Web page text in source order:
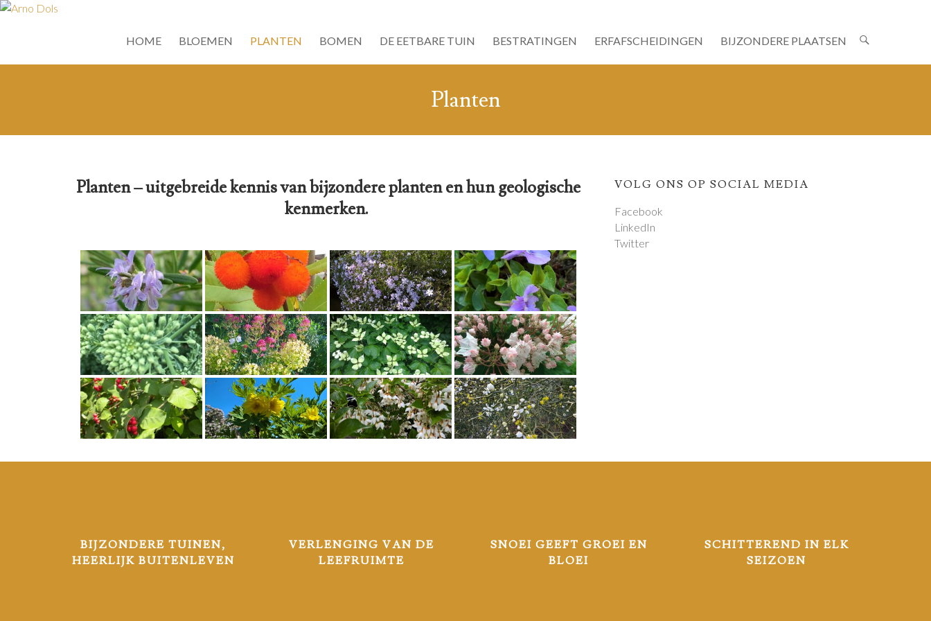
HOME BLOEMEN PLANTEN BOMEN DE EETBARE TUIN BESTRATINGEN ERFAFSCHEIDINGEN BIJZONDERE PLAATSEN
Planten
Planten – uitgebreide kennis van bijzondere planten en hun geologische
kenmerken.
VOLG ONS OP SOCIAL MEDIA
Facebook
LinkedIn
Twitter
BIJZONDERE TUINEN,
HEERLIJK BUITENLEVEN
VERLENGING VAN DE
LEEFRUIMTE
SNOEI GEEFT GROEI EN
BLOEI
SCHITTEREND IN ELK
SEIZOEN